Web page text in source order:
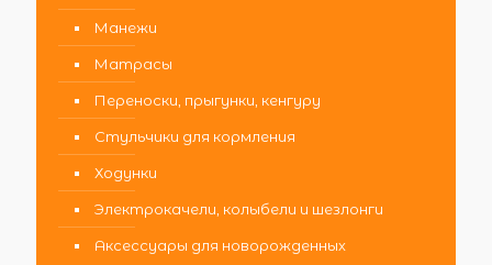
Манежи
Матрасы
Переноски, прыгунки, кенгуру
Стульчики для кормления
Ходунки
Электрокачели, колыбели и шезлонги
Аксессуары для новорожденных